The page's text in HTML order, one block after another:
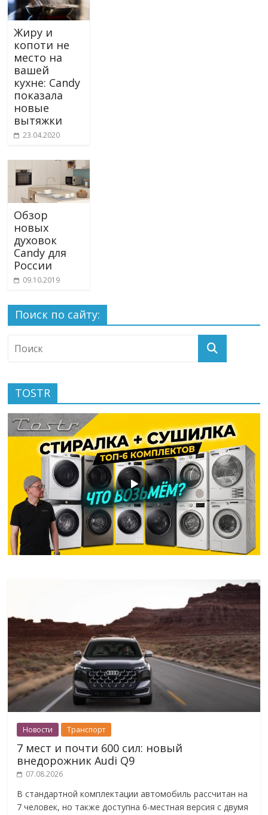
Жиру и
копоти не
место на
вашей
кухне: Candy
показала
новые
вытяжки
23.04.2020
Обзор
новых
духовок
Candy для
России
09.10.2019
Поиск по сайту:
TOSTR
Новости Транспорт
7 мест и почти 600 сил: новый
внедорожник Audi Q9
07.08.2026
В стандартной комплектации автомобиль рассчитан на
7 человек, но также доступна 6-местная версия с двумя